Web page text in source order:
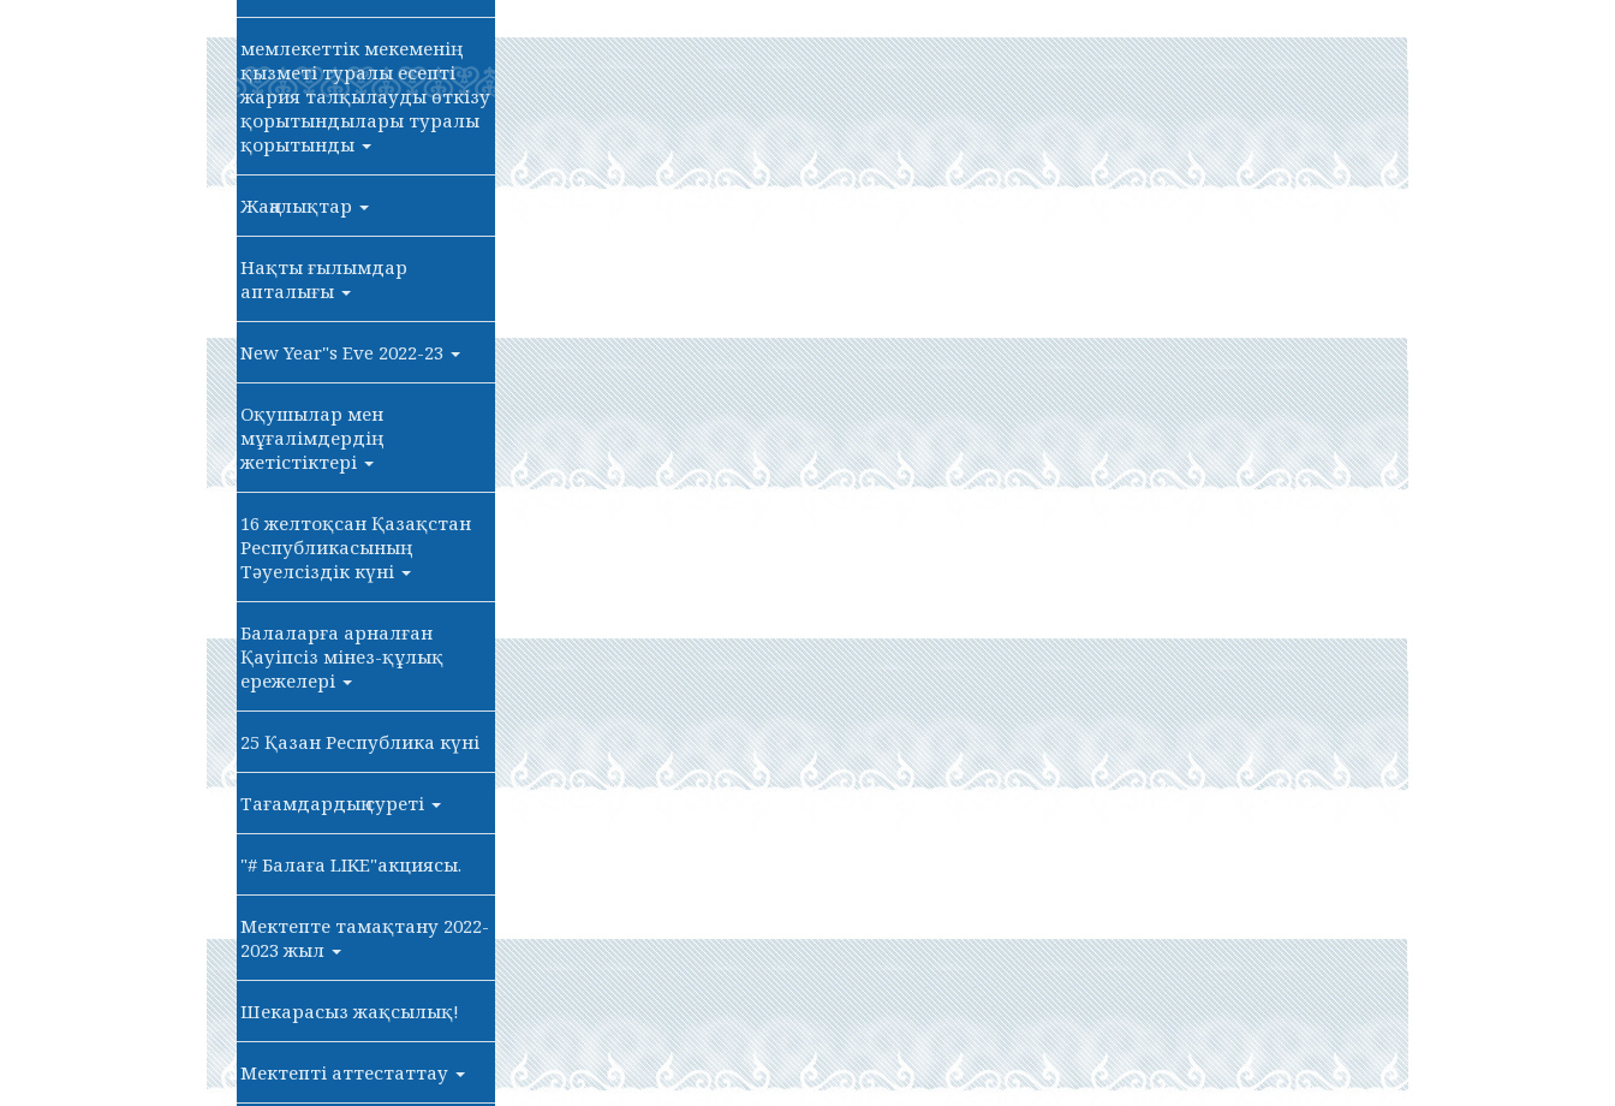
мемлекеттік мекеменің
қызметі туралы есепті
жария талқылауды өткізу
қорытындылары туралы
қорытынды
Жаңалықтар
Нақты ғылымдар
апталығы
New Year"s Eve 2022-23
Оқушылар мен
мұғалімдердің
жетістіктері
16 желтоқсан Қазақстан
Республикасының
Тәуелсіздік күні
Балаларға арналған
Қауіпсіз мінез-құлық
ережелері
25 Қазан Республика күні
Тағамдардың суреті
"# Балаға LIKE"акциясы.
Мектепте тамақтану 2022-
2023 жыл
Шекарасыз жақсылық!
Мектепті аттестаттау